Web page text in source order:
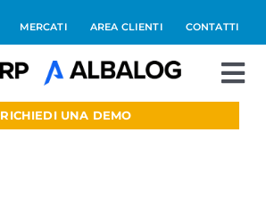
MERCATI AREA CLIENTI CONTATTI
RICHIEDI UNA DEMO